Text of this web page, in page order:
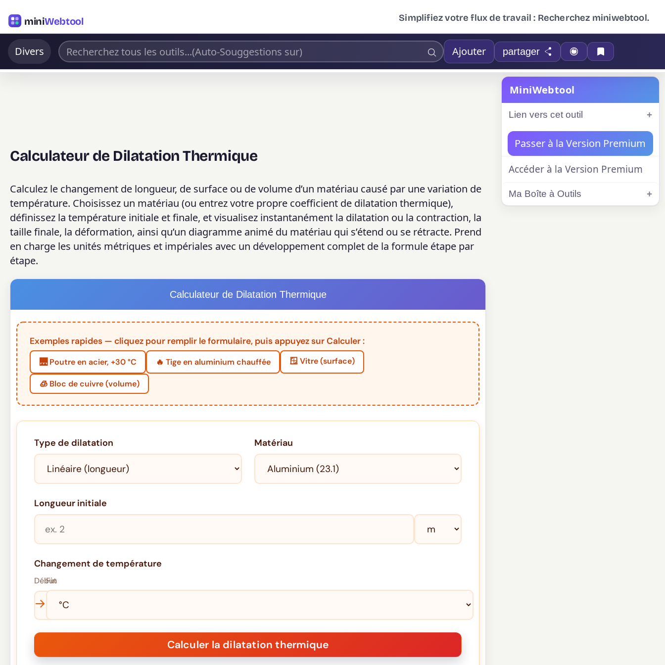
miniWebtool Simplifiez votre flux de travail : Recherchez miniwebtool.
Divers Ajouter partager
Calculateur de Dilatation Thermique
Calculez le changement de longueur, de surface ou de volume d’un matériau causé par une variation de
température. Choisissez un matériau (ou entrez votre propre coefficient de dilatation thermique),
définissez la température initiale et finale, et visualisez instantanément la dilatation ou la contraction, la
taille finale, la déformation, ainsi qu’un diagramme animé du matériau qui s’étend ou se rétracte. Prend
en charge les unités métriques et impériales avec un développement complet de la formule étape par
étape.
Calculateur de Dilatation Thermique
Exemples rapides — cliquez pour remplir le formulaire, puis appuyez sur Calculer :
🌉 Poutre en acier, +30 °C 🔥 Tige en aluminium chauffée 🪟 Vitre (surface)
🧊 Bloc de cuivre (volume)
Type de dilatation Matériau
Longueur initiale
Changement de température
Début
→
Fin
MiniWebtool
Lien vers cet outil
Passer à la Version Premium
Accéder à la Version Premium
Ma Boîte à Outils